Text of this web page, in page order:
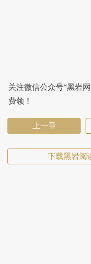
关注微信公众号“黑岩
费领！
上一章
下载黑岩阅